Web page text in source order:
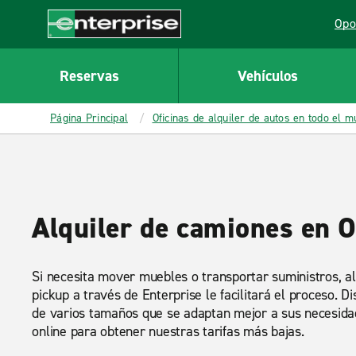
CONTENT
Enterprise
Reservas Vehículos
Página Principal Oficinas de alquiler de autos en todo el
Alquiler de camiones en
Si necesita mover muebles o transportar suministros,
pickup a través de Enterprise le facilitará el proceso.
de varios tamaños que se adaptan mejor a sus
online para obtener nuestras tarifas más bajas.